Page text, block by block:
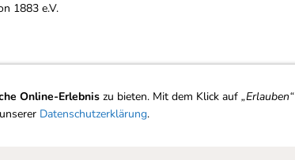
1883 e.V.
Online-Erlebnis zu bieten. Mit dem Klick auf „Erlauben“
Datenschutzerklärung.